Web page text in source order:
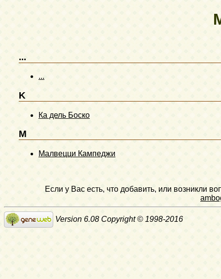
...
...
K
Ка дель Боско
M
Малвецци Кампеджи
Если у Вас есть, что добавить, или возникли
Version 6.08 Copyright © 1998-2016